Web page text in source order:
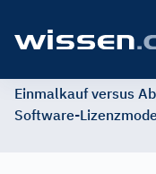
Einmalkauf versus
Software-